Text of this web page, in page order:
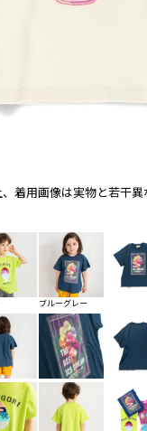
着用画像は実物と若干異
ブルーグレー